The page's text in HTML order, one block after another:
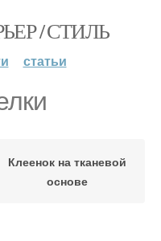
/ СТИЛЬ
статьи
Клеенок на тканевой
основе